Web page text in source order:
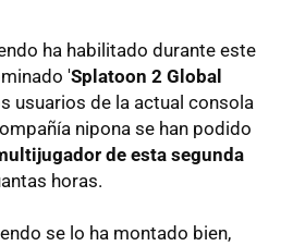
ha habilitado durante este
'Splatoon 2 Global
usuarios de la actual consola
nipona se han podido
de esta segunda
horas.
se lo ha montado bien,